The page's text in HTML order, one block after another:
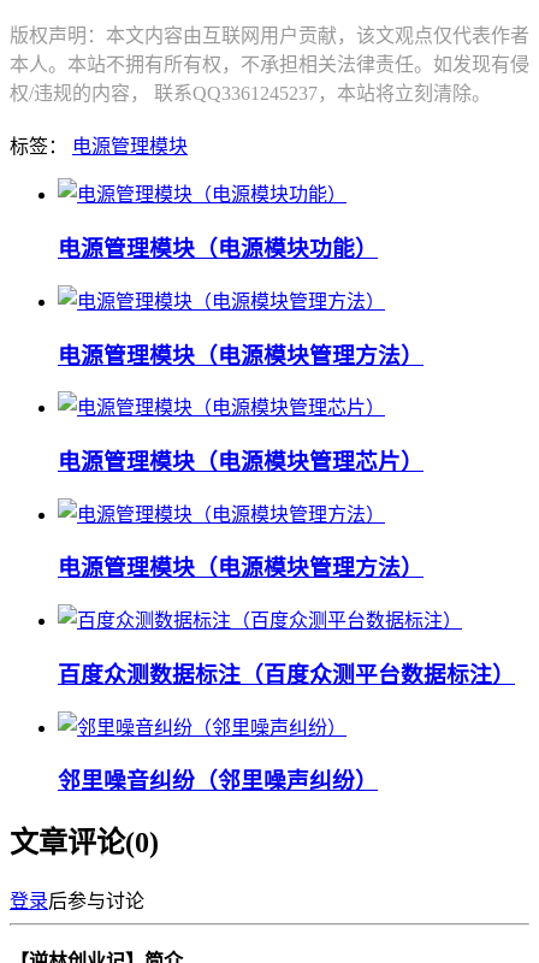
版权声明：本文内容由互联网用户贡献，该文观点仅代表作者
本人。本站不拥有所有权，不承担相关法律责任。如发现有侵
权/违规的内容， 联系QQ3361245237，本站将立刻清除。
标签： 电源管理模块
电源管理模块（电源模块功能）
电源管理模块（电源模块管理方法）
电源管理模块（电源模块管理芯片）
电源管理模块（电源模块管理方法）
百度众测数据标注（百度众测平台数据标注）
邻里噪音纠纷（邻里噪声纠纷）
文章评论(0)
登录后参与讨论